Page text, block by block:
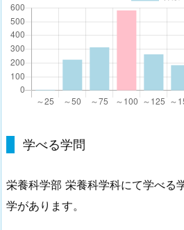
学べる学問
栄養科学部 栄養科学科にて学べる
学があります。